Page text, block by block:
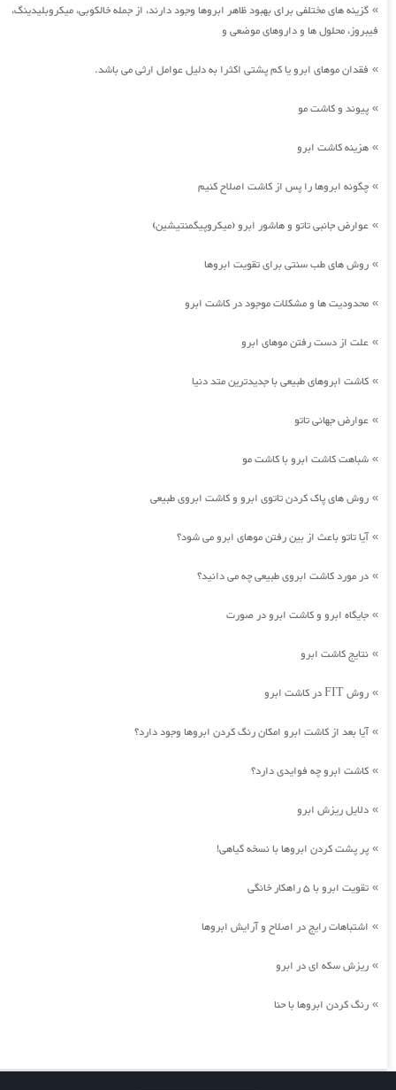
» گزینه های مختلفی برای بهبود ظاهر ابروها وجود دارند، از جمله خالکوبی، میکروبلیدینگ،
فیبروز، محلول ها و داروهای موضعی و
» فقدان موهای ابرو یا کم پشتی اکثرا به دلیل عوامل ارثی می باشد.
» پیوند و کاشت مو
» هزینه کاشت ابرو
» چگونه ابروها را پس از کاشت اصلاح کنیم
» عوارض جانبی تاتو و هاشور ابرو (میکروپیگمنتیشین)
» روش های طب سنتی برای تقویت ابروها
» محدودیت ها و مشکلات موجود در کاشت ابرو
» علت از دست رفتن موهای ابرو
» کاشت ابروهای طبیعی با جدیدترین متد دنیا
» عوارض جهانی تاتو
» شباهت کاشت ابرو با کاشت مو
» روش های پاک کردن تاتوی ابرو و کاشت ابروی طبیعی
»آیا تاتو باعث از بین رفتن موهای ابرو می شود؟
» در مورد کاشت ابروی طبیعی چه می دانید؟
» جایگاه ابرو و کاشت ابرو در صورت
» نتایج کاشت ابرو
» روش FIT در کاشت ابرو
»آیا بعد از کاشت ابرو امکان رنگ کردن ابروها وجود دارد؟
» کاشت ابرو چه فوایدی دارد؟
» دلایل ریزش ابرو
» پر پشت کردن ابروها با نسخه گیاهی!
» تقویت ابرو با 5 راهکار خانگی
» اشتباهات رایج در اصلاح و آرایش ابروها
» ریزش سکه ای در ابرو
» رنگ کردن ابروها با حنا